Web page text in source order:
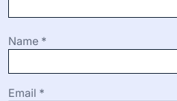
Name *
Email *